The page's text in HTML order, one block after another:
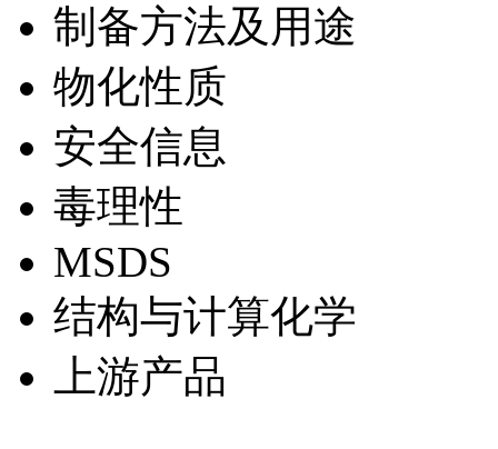
制备方法及用途
物化性质
安全信息
毒理性
MSDS
结构与计算化学
上游产品